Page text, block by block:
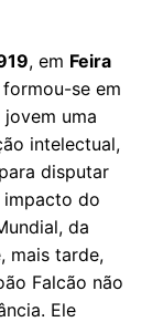
, em Feira
se em
uma
intelectual,
disputar
impacto do
da
mais tarde,
Falcão não
Ele